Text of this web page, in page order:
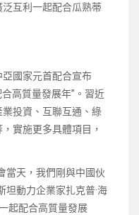
互利一起配合瓜熟蒂
國家元首配合宣布
高質量發展年”。習近
投資、互聯互通、綠
實施更多具體項目，
當天，我們剛與中國伙
坦動力企業家扎克普·海
起配合高質量發展